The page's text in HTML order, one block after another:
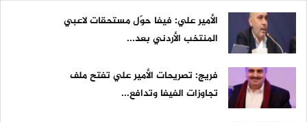
الأمير علي: فيفا حوّل مستحقات لاعبي
المنتخب الأردني بعد...
فريج: تصريحات الأمير علي تفتح ملف
تجاوزات الفيفا وتدافع...